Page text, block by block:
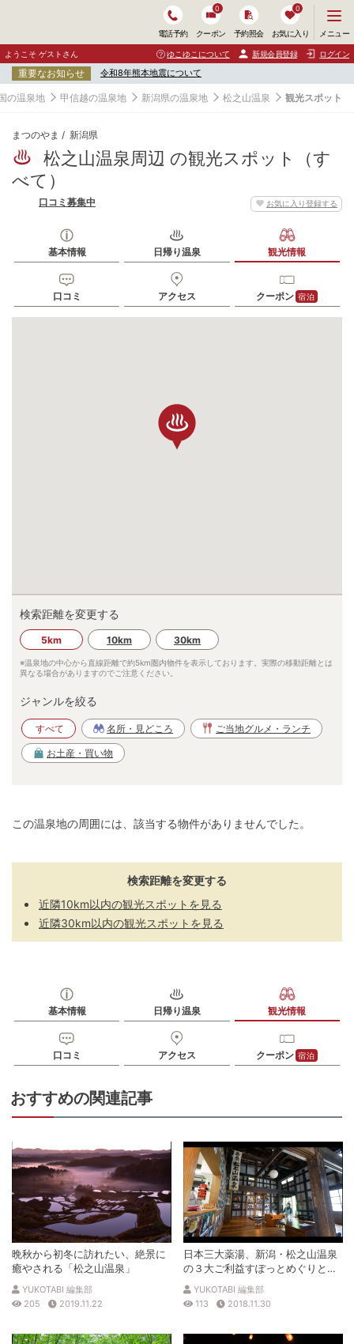
電話予約 クーポン
0
予約照会 お気に入り
0
ニ
ュ
ー
開
く
メニュー
ようこそ ゲストさん ゆこゆこについて 新規会員登録 ログイン
重要なお知らせ 令和8年熊本地震について
の温泉地 甲信越の温泉地 新潟県の温泉地 松之山温泉 観光スポット
まつのやま 新潟県
松之山温泉周辺 の観光スポット（す
べて）
お気に入り登録する
口コミ募集中
基本情報 日帰り温泉 観光情報
口コミ アクセス クーポン 宿泊
検索距離を変更する
5km 10km 30km
※温泉地の中心から直線距離で約5km圏内物件を表示しております。実際の移動距離とは
異なる場合がありますのでご注意ください。
ジャンルを絞る
すべて 名所・見どころ ご当地グルメ・ランチ
お土産・買い物
この温泉地の周囲には、該当する物件がありませんでした。
検索距離を変更する
近隣10km以内の観光スポットを見る
近隣30km以内の観光スポットを見る
基本情報 日帰り温泉 観光情報
口コミ アクセス クーポン 宿泊
おすすめの関連記事
晩秋から初冬に訪れたい、絶景に
癒やされる「松之山温泉」
YUKOTABI 編集部
205
2019.11.22
日本三大薬湯、新潟・松之山温泉
の３大ご利益すぽっとめぐりと日
帰り温泉、ランチ
YUKOTABI 編集部
113
2018.11.30